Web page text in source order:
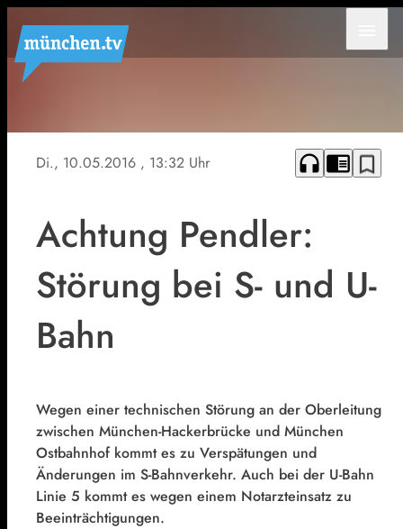
Symbolfoto
Di., 10.05.2016 , 13:32 Uhr headphones chrome_reader_mode bookmark_border
Achtung Pendler:
Störung bei S- und U-
Bahn
Wegen einer technischen Störung an der Oberleitung
zwischen München-Hackerbrücke und München
Ostbahnhof kommt es zu Verspätungen und
Änderungen im S-Bahnverkehr. Auch bei der U-Bahn
Linie 5 kommt es wegen einem Notarzteinsatz zu
Beeinträchtigungen.